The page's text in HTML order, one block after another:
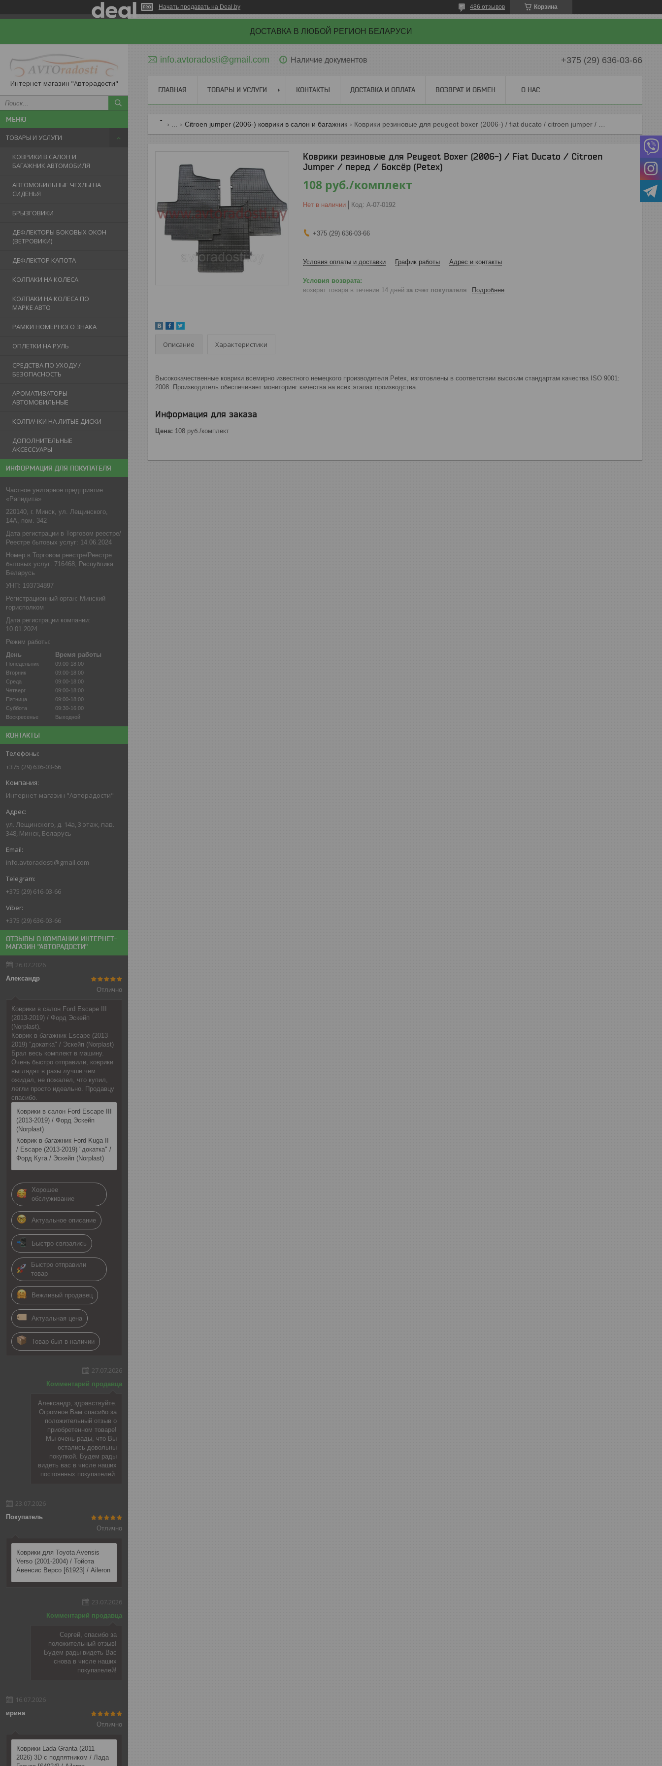
Начать продавать на Deal.by Корзина
486 отзывов
ДОСТАВКА В ЛЮБОЙ РЕГИОН БЕЛАРУСИ
Интернет-магазин "Авторадости"
ТОВАРЫ И УСЛУГИ
КОВРИКИ В САЛОН И
БАГАЖНИК АВТОМОБИЛЯ
АВТОМОБИЛЬНЫЕ ЧЕХЛЫ НА
СИДЕНЬЯ
БРЫЗГОВИКИ
ДЕФЛЕКТОРЫ БОКОВЫХ ОКОН
(ВЕТРОВИКИ)
ДЕФЛЕКТОР КАПОТА
КОЛПАКИ НА КОЛЕСА
КОЛПАКИ НА КОЛЕСА ПО
МАРКЕ АВТО
РАМКИ НОМЕРНОГО ЗНАКА
ОПЛЕТКИ НА РУЛЬ
СРЕДСТВА ПО УХОДУ /
БЕЗОПАСНОСТЬ
АРОМАТИЗАТОРЫ
АВТОМОБИЛЬНЫЕ
КОЛПАЧКИ НА ЛИТЫЕ ДИСКИ
ДОПОЛНИТЕЛЬНЫЕ
АКСЕССУАРЫ
ИНФОРМАЦИЯ ДЛЯ ПОКУПАТЕЛЯ
Частное унитарное предприятие
«Рапидита»
220140, г. Минск, ул. Лещинского,
14А, пом. 342
Дата регистрации в Торговом реестре/
Реестре бытовых услуг: 14.06.2024
Номер в Торговом реестре/Реестре
бытовых услуг: 716468, Республика
Беларусь
УНП: 193734897
Регистрационный орган: Минский
горисполком
Дата регистрации компании:
10.01.2024
Режим работы:
День
Время работы
Понедельник
09:00-18:00
Вторник
09:00-18:00
Среда
09:00-18:00
Четверг
09:00-18:00
Пятница
09:00-18:00
Суббота
09:30-16:00
Воскресенье
Выходной
КОНТАКТЫ
+375 (29) 636-03-66
Интернет-магазин "Авторадости"
ул. Лещинского, д. 14а, 3 этаж, пав.
348, Минск, Беларусь
info.avtoradosti@gmail.com
+375 (29) 616-03-66
+375 (29) 636-03-66
ОТЗЫВЫ О КОМПАНИИ ИНТЕРНЕТ-
МАГАЗИН "АВТОРАДОСТИ"
26.07.2026
Александр
Отлично
Коврики в салон Ford Escape III
(2013-2019) / Форд Эскейп
(Norplast).
Коврик в багажник Escape (2013-
2019) "докатка" / Эскейп (Norplast)
Брал весь комплект в машину.
Очень быстро отправили, коврики
выглядят в разы лучше чем
ожидал, не пожалел, что купил,
легли просто идеально. Продавцу
спасибо.
Коврики в салон Ford Escape III
(2013-2019) / Форд Эскейп
(Norplast)
Коврик в багажник Ford Kuga II
/ Escape (2013-2019) "докатка" /
Форд Куга / Эскейп (Norplast)
Хорошее
обслуживание
Актуальное описание
Быстро связались
Быстро отправили
товар
Вежливый продавец
Актуальная цена
Товар был в наличии
27.07.2026
Комментарий продавца
Александр, здравствуйте.
Огромное Вам спасибо за
положительный отзыв о
приобретенном товаре!
Мы очень рады, что Вы
остались довольны
покупкой. Будем рады
видеть вас в числе наших
постоянных покупателей.
23.07.2026
Покупатель
Отлично
Коврики для Toyota Avensis
Verso (2001-2004) / Тойота
Авенсис Версо [61923] / Aileron
23.07.2026
Комментарий продавца
Сергей, спасибо за
положительный отзыв!
Будем рады видеть Вас
снова в числе наших
покупателей!
16.07.2026
ирина
Отлично
Коврики Lada Granta (2011-
2026) 3D c подпятником / Лада
info.avtoradosti@gmail.com Наличие документов +375 (29) 636-03-66
ГЛАВНАЯ ТОВАРЫ И УСЛУГИ КОНТАКТЫ ДОСТАВКА И ОПЛАТА ВОЗВРАТ И ОБМЕН О НАС
Citroen jumper (2006-) коврики в салон и багажник
Коврики резиновые для Peugeot Boxer (2006-) / Fiat Ducato / Citroen
Jumper / перед / Боксёр (Petex)
108 руб./комплект
Нет в наличии Код: A-07-0192
+375 (29) 636-03-66
Условия оплаты и доставки График работы Адрес и контакты
возврат товара в течение 14 дней за счет покупателя Подробнее
Описание Характеристики
Выcококачественные коврики всемирно известного немецкого производителя Petex, изготовлены в соответствии высоким стандартам качества ISO 9001:
2008. Производитель обеспечивает мониторинг качества на всех этапах производства.
Информация для заказа
Цена: 108 руб./комплект